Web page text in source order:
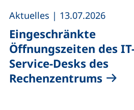
Eingeschränkte
Öffnungszeiten des
Service-Desks des
Rechenzentrums
Aktuelles | 13.07.2026